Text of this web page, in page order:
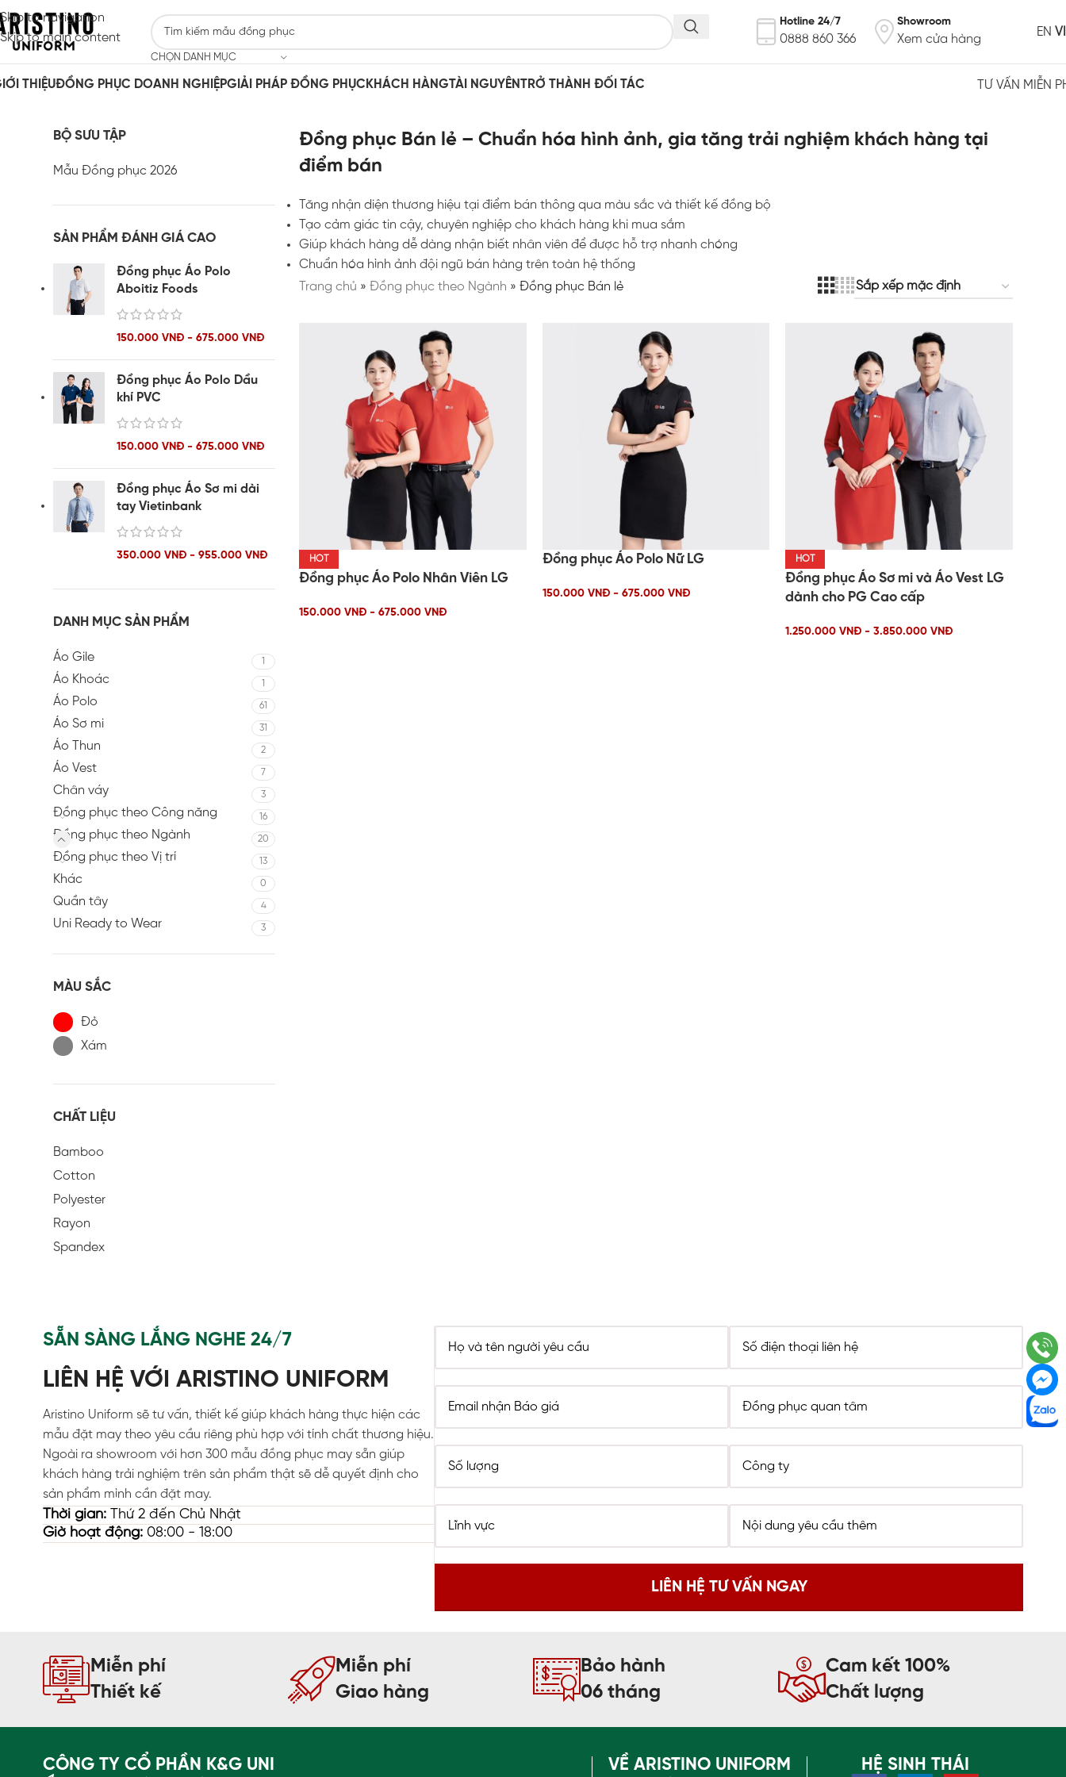
Skip to navigation
Skip to main content
CHỌN DANH MỤC
Hotline 24/7
0888 860 366
Showroom
Xem cửa hàng
EN VI
THIỆUĐỒNG PHỤC DOANH NGHIỆPGIẢI PHÁP ĐỒNG PHỤC KHÁCH HÀNGTÀI NGUYÊNTRỞ THÀNH ĐỐI TÁC TƯ VẤN MIỄN
BỘ SƯU TẬP
Mẫu Đồng phục 2026
SẢN PHẨM ĐÁNH GIÁ CAO
Đồng phục Áo Polo
Aboitiz Foods
150.000 VNĐ - 675.000 VNĐ
Đồng phục Áo Polo Dầu
khí PVC
150.000 VNĐ - 675.000 VNĐ
Đồng phục Áo Sơ mi dài
tay Vietinbank
350.000 VNĐ - 955.000 VNĐ
DANH MỤC SẢN PHẨM
Áo Gile 1
Áo Khoác 1
Áo Polo 61
Áo Sơ mi 31
Áo Thun 2
Áo Vest 7
Chân váy 3
Đồng phục theo Công năng 16
Đồng phục theo Ngành 20
Đồng phục theo Vị trí 13
Khác 0
Quần tây 4
Uni Ready to Wear 3
MÀU SẮC
Đỏ
Xám
CHẤT LIỆU
Bamboo
Cotton
Polyester
Rayon
Spandex
Đồng phục Bán lẻ – Chuẩn hóa hình ảnh, gia tăng trải nghiệm khách hàng tại
điểm bán
Tăng nhận diện thương hiệu tại điểm bán thông qua màu sắc và thiết kế đồng bộ
Tạo cảm giác tin cậy, chuyên nghiệp cho khách hàng khi mua sắm
Giúp khách hàng dễ dàng nhận biết nhân viên để được hỗ trợ nhanh chóng
Chuẩn hóa hình ảnh đội ngũ bán hàng trên toàn hệ thống
Trang chủ »Đồng phục theo Ngành »Đồng phục Bán lẻ
HOT
Đồng phục Áo Polo Nhân Viên LG
150.000 VNĐ - 675.000 VNĐ
Đồng phục Áo Polo Nữ LG
150.000 VNĐ - 675.000 VNĐ
HOT
Đồng phục Áo Sơ mi và Áo Vest LG
dành cho PG Cao cấp
1.250.000 VNĐ - 3.850.000 VNĐ
SẴN SÀNG LẮNG NGHE 24/7
LIÊN HỆ VỚI ARISTINO UNIFORM
Aristino Uniform sẽ tư vấn, thiết kế giúp khách hàng thực hiện các
mẫu đặt may theo yêu cầu riêng phù hợp với tính chất thương hiệu.
Ngoài ra showroom với hơn 300 mẫu đồng phục may sẵn giúp
khách hàng trải nghiệm trên sản phẩm thật sẽ dễ quyết định cho
sản phẩm mình cần đặt may.
Thời gian:Thứ 2 đến Chủ Nhật
Giờ hoạt động:08:00 - 18:00
Miễn phí
Thiết kế
Miễn phí
Giao hàng
Bảo hành
06 tháng
Cam kết 100%
Chất lượng
CÔNG TY CỔ PHẦN K&G UNI VỀ ARISTINO UNIFORM HỆ SINH THÁI